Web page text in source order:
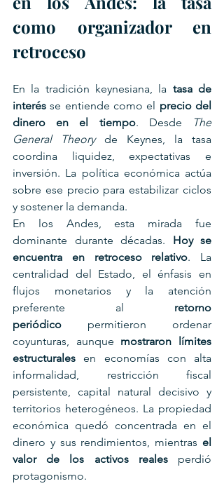
como organizador en
retroceso
En la tradición keynesiana, la tasa de
interés se entiende como el precio del
dinero en el tiempo. Desde
The
General Theory de Keynes, la tasa
coordina liquidez, expectativas e
inversión. La política económica actúa
sobre ese precio para estabilizar ciclos
y sostener la demanda.
En los Andes, esta mirada fue
dominante durante décadas. Hoy se
encuentra en retroceso relativo. La
centralidad del Estado, el énfasis en
flujos monetarios y la atención
preferente al retorno
periódico permitieron ordenar
coyunturas, aunque mostraron límites
estructurales en economías con alta
informalidad, restricción fiscal
persistente, capital natural decisivo y
territorios heterogéneos. La propiedad
económica quedó concentrada en el
dinero y sus rendimientos, mientras el
valor de los activos reales perdió
protagonismo.